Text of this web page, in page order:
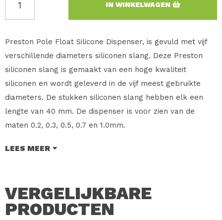
IN WINKELWAGEN
Preston Pole Float Silicone Dispenser, is gevuld met vijf
verschillende diameters siliconen slang. Deze Preston
siliconen slang is gemaakt van een hoge kwaliteit
siliconen en wordt geleverd in de vijf meest gebruikte
diameters. De stukken siliconen slang hebben elk een
lengte van 40 mm. De dispenser is voor zien van de
maten 0.2, 0.3, 0.5, 0.7 en 1.0mm.
Merk: Preston Innovations
Inhoud: 1 Stuks
Verkoopprijs: € 8.50
LEES MEER
VERGELIJKBARE
PRODUCTEN